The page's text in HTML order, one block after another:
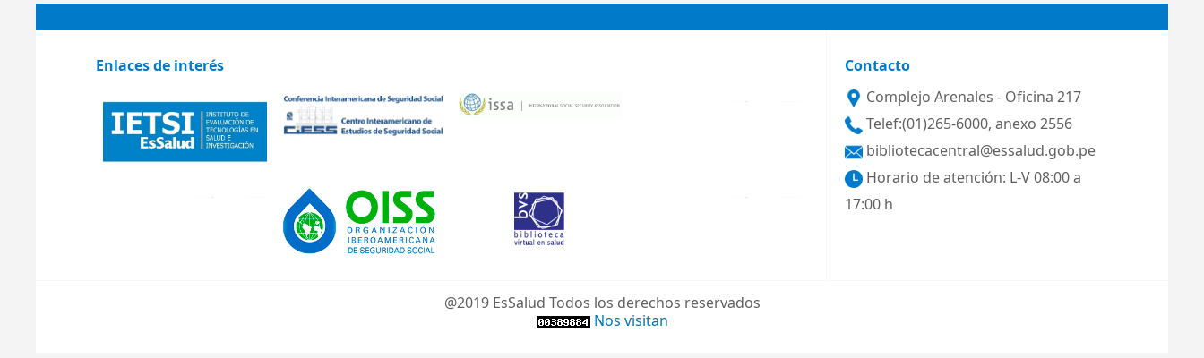
Enlaces de interés
Contacto
Complejo Arenales - Oficina 217
Telef:(01)265-6000, anexo 2556
bibliotecacentral@essalud.gob.pe
Horario de atención: L-V 08:00 a
17:00 h
@2019 EsSalud Todos los derechos reservados
Nos visitan